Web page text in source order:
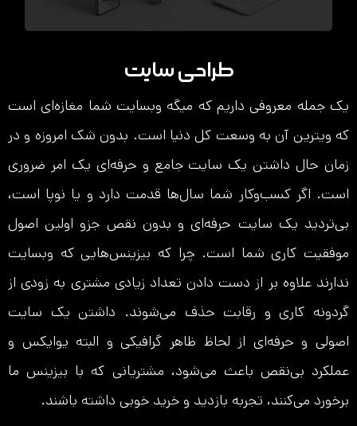
طراحی سایت
یک جمله معروفی داریم که میگه وبسایت شما مغازه‌ای است
که ویترین آن به وسعت کل دنیا است. بدون شک امروزه و در
زمان حال داشتن یک سایت جامع و حرفه‌ای یک امر ضروری
است. اگر کسب‌و‌کار شما سال‌ها قدمت دارد و یا نوپا است،
بی‌تردید یک سایت حرفه‌ای و بدون نقص جزو اولین اصول
موفقیت کاری شما است. چرا که بیزینس‌هایی که وبسایت
ندارند علاوه بر‌ از دست دادن تعداد زیادی مشتری به زودی از
گردونه کاری و رقابت حذف می‌شوند. داشتن یک سایت
اصولی و حرفه‌ای از لحاظ ظاهر گرافیکی و البته یو‌ایکس و
عملکرد بی‌نقص باعث می‌شود، مشتریانی که با بیزینس ما
برخورد می‌کنند، تجربه بازدید و خرید خوبی داشته باشند.